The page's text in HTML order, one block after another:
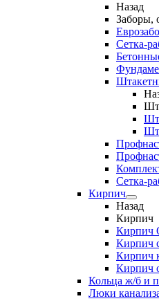
Назад
Заборы,
Сетка-
Сетка-
Кирпич
Назад
Кирпич
Кирпич
Кирпич
Кирпич
Кирпич
Кольца ж/б и
Люки